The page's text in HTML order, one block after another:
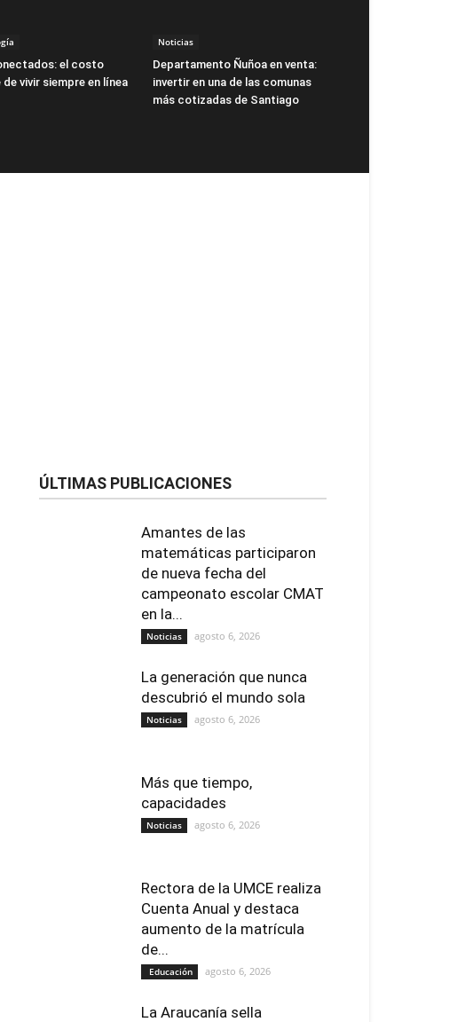
el costo
de vivir siempre en línea
Noticias
Departamento Ñuñoa en venta:
invertir en una de las comunas
más cotizadas de Santiago
ÚLTIMAS PUBLICACIONES
Amantes de las
matemáticas participaron
de nueva fecha del
campeonato escolar CMAT
en la...
Noticias agosto 6, 2026
La generación que nunca
descubrió el mundo sola
Noticias agosto 6, 2026
Más que tiempo,
capacidades
Noticias agosto 6, 2026
Rectora de la UMCE realiza
Cuenta Anual y destaca
aumento de la matrícula
de...
Educación agosto 6, 2026
La Araucanía sella